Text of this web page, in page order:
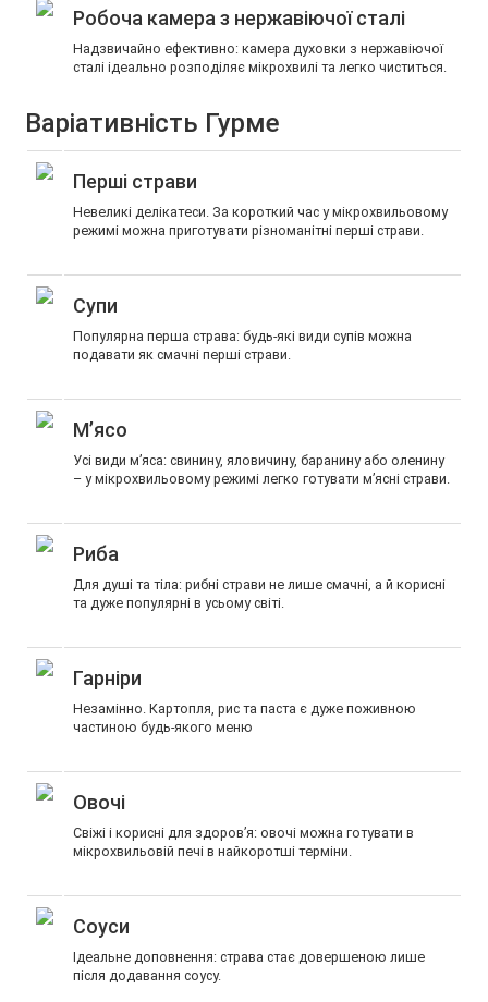
Робоча камера з нержавіючої сталі
Надзвичайно ефективно: камера духовки з нержавіючої
сталі ідеально розподіляє мікрохвилі та легко чиститься.
Варіативність Гурме
Перші страви
Невеликі делікатеси. За короткий час у мікрохвильовому
режимі можна приготувати різноманітні перші страви.
Супи
Популярна перша страва: будь-які види супів можна
подавати як смачні перші страви.
М’ясо
Усі види м’яса: свинину, яловичину, баранину або оленину
– у мікрохвильовому режимі легко готувати м’ясні страви.
Риба
Для душі та тіла: рибні страви не лише смачні, а й корисні
та дуже популярні в усьому світі.
Гарніри
Незамінно. Картопля, рис та паста є дуже поживною
частиною будь-якого меню
Овочі
Свіжі і корисні для здоров’я: овочі можна готувати в
мікрохвильовій печі в найкоротші терміни.
Соуси
Ідеальне доповнення: страва стає довершеною лише
після додавання соусу.